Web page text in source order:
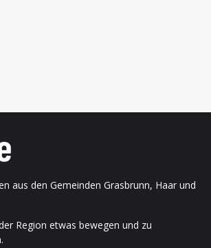
aus den Gemeinden Grasbrunn, Haar und
Region etwas bewegen und zu